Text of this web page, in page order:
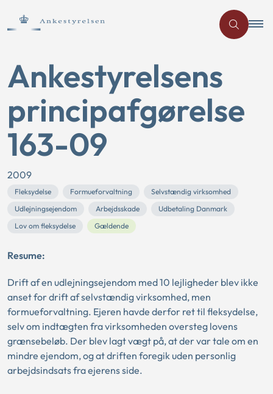
Ankestyrelsens
principafgørelse
163-09
2009
Fleksydelse Formueforvaltning
Selvstændig virksomhed
Udlejningsejendom
Arbejdsskade
Udbetaling Danmark
Lov om fleksydelse
Gældende
Resume:
Drift af en udlejningsejendom med 10 lejligheder blev ikke
anset for drift af selvstændig virksomhed, men
formueforvaltning. Ejeren havde derfor ret til fleksydelse,
selv om indtægten fra virksomheden oversteg lovens
grænsebeløb. Der blev lagt vægt på, at der var tale om en
mindre ejendom, og at driften foregik uden personlig
arbejdsindsats fra ejerens side.